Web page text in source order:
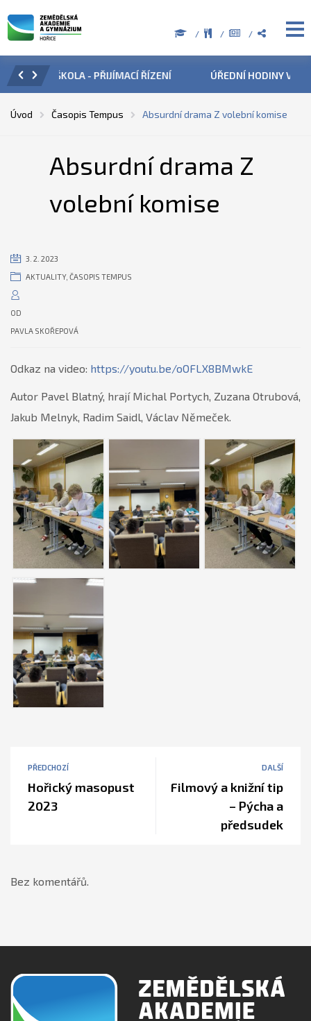
ÚŘEDNÍ HODINY V OBDOBÍ LETNÍCH PRÁZDNIN
Úvod Časopis Tempus Absurdní drama Z volební komise
Absurdní drama Z
volební komise
3. 2. 2023
AKTUALITY, ČASOPIS TEMPUS
OD
PAVLA SKOŘEPOVÁ
Odkaz na video: https://youtu.be/oOFLX8BMwkE
Autor Pavel Blatný, hrají Michal Portych, Zuzana Otrubová,
Jakub Melnyk, Radim Saidl, Václav Němeček.
PŘEDCHOZÍ
Hořický masopust
2023
DALŠÍ
Filmový a knižní tip
– Pýcha a
předsudek
Bez komentářů.